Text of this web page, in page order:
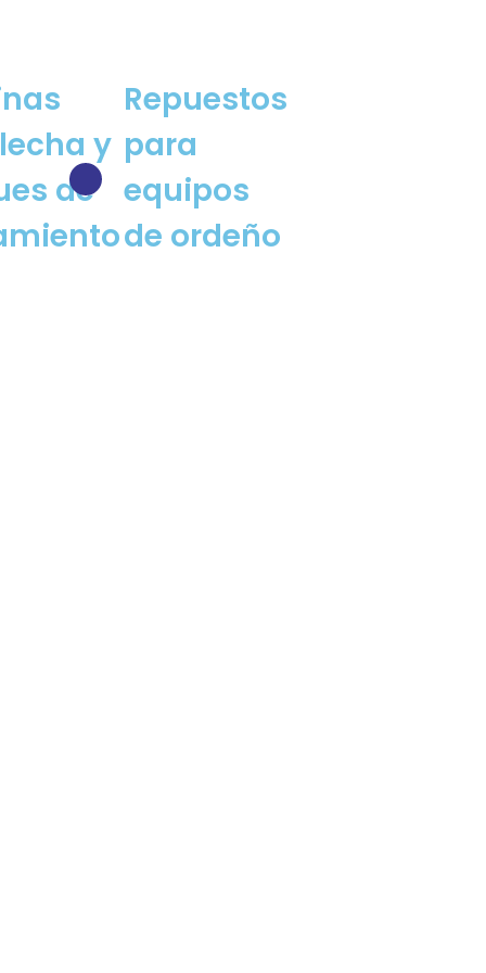
y
de
Repuestos
para
equipos
de ordeño